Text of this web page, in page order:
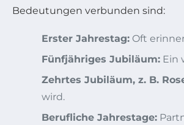
Bedeutungen verbunden sind:
Erster Jahrestag: Oft
Fünfjähriges Jubiläum: Ein
Zehrtes Jubiläum, z. B.
wird.
Berufliche Jahrestage: